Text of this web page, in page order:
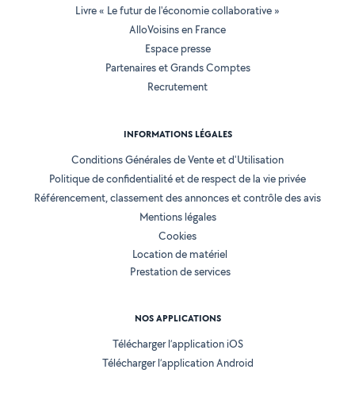
Livre « Le futur de l'économie collaborative »
AlloVoisins en France
Espace presse
Partenaires et Grands Comptes
Recrutement
INFORMATIONS LÉGALES
Conditions Générales de Vente et d'Utilisation
Politique de confidentialité et de respect de la vie privée
Référencement, classement des annonces et contrôle des avis
Mentions légales
Cookies
Location de matériel
Prestation de services
NOS APPLICATIONS
Télécharger l’application iOS
Télécharger l’application Android